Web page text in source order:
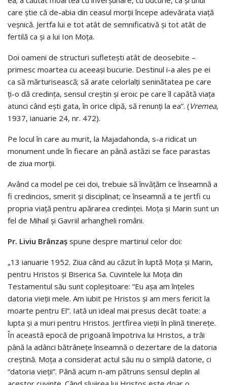
care ştie că de-abia din ceasul morţii începe adevărata viaţă
veşnică. Jertfa lui e tot atât de semnificativă şi tot atât de
fertilă ca şi a lui Ion Moţa.
Doi oameni de structuri sufleteşti atât de deosebite –
primesc moartea cu aceeaşi bucurie. Destinul i-a ales pe ei
ca să mărturisească; să arate celorlalţi seninătatea pe care
ţi-o dă credinţa, sensul creştin şi eroic pe care îl capătă viaţa
atunci când eşti gata, în orice clipă, să renunţi la ea”. (Vremea,
1937, ianuarie 24, nr. 472).
Pe locul în care au murit, la Majadahonda, s-a ridicat un
monument unde în fiecare an până astăzi se face parastas
de ziua morţii.
Având ca model pe cei doi, trebuie să învăţăm ce înseamnă a
fi credincios, smerit şi disciplinat; ce înseamnă a te jertfi cu
propria viaţă pentru apărarea credinţei. Moţa şi Marin sunt un
fel de Mihail şi Gavriil arhangheli români.
Pr. Liviu Brânzaş spune despre martiriul celor doi:
„13 ianuarie 1952. Ziua când au căzut în luptă Moţa şi Marin,
pentru Hristos şi Biserica Sa. Cuvintele lui Moţa din
Testamentul său sunt copleşitoare: “Eu aşa am înţeles
datoria vieţii mele. Am iubit pe Hristos şi am mers fericit la
moarte pentru El”. Iată un ideal mai presus decât toate: a
lupta şi a muri pentru Hristos. Jertfirea vieţii în plină tinereţe.
În această epocă de prigoană împotriva lui Hristos, a trăi
până la adânci bătrâneţe înseamnă o dezertare de la datoria
creştină. Moţa a considerat actul său nu o simplă datorie, ci
“datoria vieţii”. Până acum n-am pătruns sensul deplin al